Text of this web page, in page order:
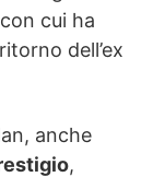
cui ha
dell’ex
anche
,